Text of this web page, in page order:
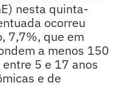
nesta quinta-
ocorreu
7,7%, que em
a menos 150
5 e 17 anos
e de